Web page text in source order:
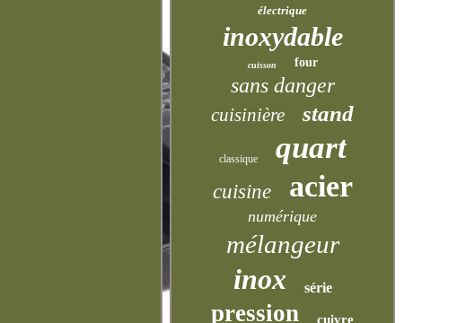
électrique
inoxydable
cuisson four
sans danger
cuisinière stand
classique quart
cuisine acier
numérique
mélangeur
inox série
pression cuivre